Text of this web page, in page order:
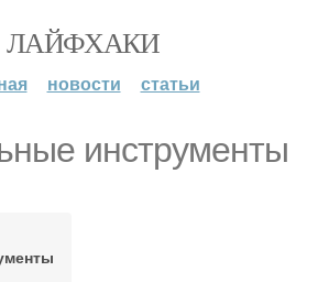
ЛАЙФХАКИ
новости статьи
инструменты